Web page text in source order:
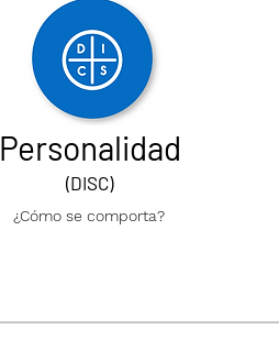
Personalidad
(DISC)
¿Cómo se comporta?